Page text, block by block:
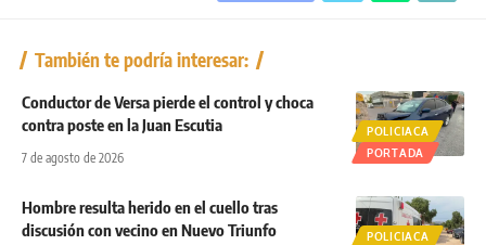
También te podría interesar:
POLICIACA
PORTADA
Conductor de Versa pierde el control y choca
contra poste en la Juan Escutia
7 de agosto de 2026
POLICIACA
Hombre resulta herido en el cuello tras
discusión con vecino en Nuevo Triunfo